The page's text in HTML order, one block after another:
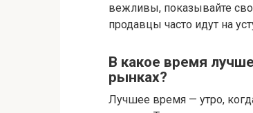
вежливы, показывайте
продавцы часто идут на
В какое время
рынках?
Лучшее время — утро,